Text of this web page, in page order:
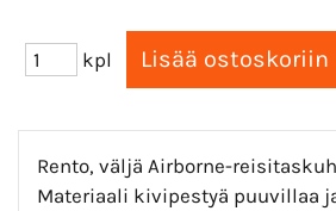
kpl
Rento, väljä Airborne-
Materiaali kivipestyä puuvillaa